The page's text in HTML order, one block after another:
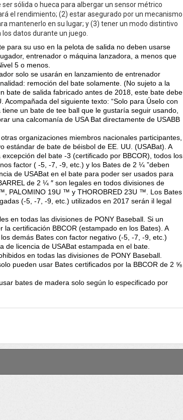
sólida o hueca para albergar un sensor métrico
el rendimiento; (2) estar asegurado por un mecanismo
mantenerlo en su lugar; y (3) tener un modo distintivo
datos durante un juego.
para su uso en la pelota de salida no deben usarse
entrenador o máquina lanzadora, a menos que
5 o menos.
solo se usarán en lanzamiento de entrenador
remoción del bate solamente. (No sujeto a la
bate de salida fabricado antes de 2018, este bate debe
Acompañada del siguiente texto: “Solo para Úselo con
un bate de tee ball que le gustaría seguir usando,
una calcomanía de USA Bat directamente de USABB
organizaciones miembros nacionales participantes,
estándar de bate de béisbol de EE. UU. (USABat). A
del bate -3 (certificado por BBCOR), todos los
factor ( -5, -7, -9, etc.) y los Bates de 2 ¼ ”deben
de USABat en el bate para poder ser usados para
de 2 ¼ ″ son legales en todos divisiones de
PALOMINO 19U ™ y THOROBRED 23U ™. Los Bates
(-5, -7, -9, etc.) utilizados en 2017 serán il legal
en todas las divisiones de PONY Baseball. Si un
certificación BBCOR (estampado en los Bates). A
demás Bates con factor negativo (-5, -7, -9, etc.)
de licencia de USABat estampada en el bate.
en todas las divisiones de PONY Baseball.
pueden usar Bates certificados por la BBCOR de 2 ⅝
bates de madera solo según lo especificado por